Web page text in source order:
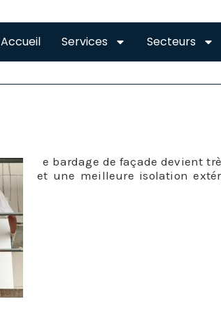
Accueil Services Secteurs
Le bardage de façade devient
et une meilleure isolation